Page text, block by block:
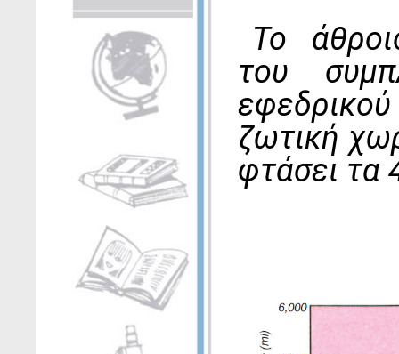
Το
του
ζωτική
φτάσει τα